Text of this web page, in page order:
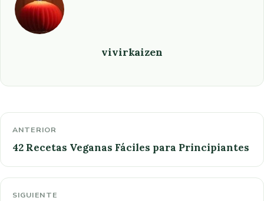
vivirkaizen
ANTERIOR
42 Recetas Veganas Fáciles para Principiantes
SIGUIENTE